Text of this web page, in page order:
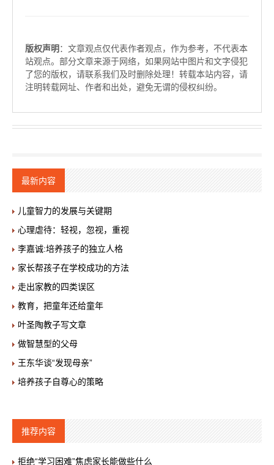
版权声明 ：文章观点仅代表作者观点，作为参考，不代表本
站观点。部分文章来源于网络，如果网站中图片和文字侵犯
了您的版权，请联系我们及时删除处理！转载本站内容，请
注明转载网址、作者和出处，避免无谓的侵权纠纷。
最新内容
儿童智力的发展与关键期
心理虐待：轻视，忽视，重视
李嘉诚:培养孩子的独立人格
家长帮孩子在学校成功的方法
走出家教的四类误区
教育，把童年还给童年
叶圣陶教子写文章
做智慧型的父母
王东华谈“发现母亲”
培养孩子自尊心的策略
推荐内容
拒绝“学习困难”焦虑家长能做些什么